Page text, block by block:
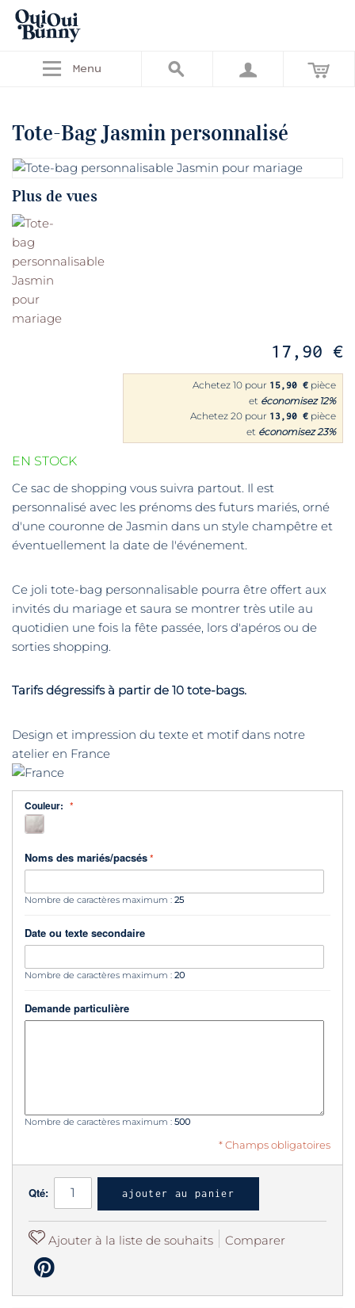
Menu
Tote-Bag Jasmin personnalisé
Plus de vues
17,90 €
Achetez 10 pour 15,90 € pièce
et économisez 12%
Achetez 20 pour 13,90 € pièce
et économisez23%
EN STOCK
Ce sac de shopping vous suivra partout. Il est
personnalisé avec les prénoms des futurs mariés, orné
d'une couronne de Jasmin dans un style champêtre et
éventuellement la date de l'événement.
Ce joli tote-bag personnalisable pourra être offert aux
invités du mariage et saura se montrer très utile au
quotidien une fois la fête passée, lors d'apéros ou de
sorties shopping.
Tarifs dégressifs à partir de 10 tote-bags.
Design et impression du texte et motif dans notre
atelier en France
Couleur:
Noms des mariés/pacsés
Nombre de caractères maximum : 25
Date ou texte secondaire
Nombre de caractères maximum : 20
Demande particulière
Nombre de caractères maximum : 500
* Champs obligatoires
Qté: ajouter au panier
Ajouter à la liste de souhaits Comparer